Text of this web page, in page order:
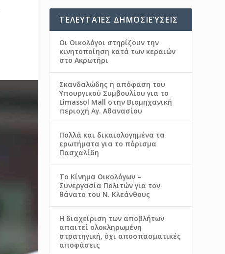
ΤΕΛΕΥΤΑΊΕΣ ΔΗΜΟΣΙΕΎΣΕΙΣ
Οι Οικολόγοι στηρίζουν την
κινητοποίηση κατά των κεραιών
στο Ακρωτήρι
Σκανδαλώδης η απόφαση του
Υπουργικού Συμβουλίου για το
Limassol Mall στην Βιομηχανική
περιοχή Αγ. Αθανασίου
Πολλά και δικαιολογημένα τα
ερωτήματα για το πόρισμα
Πασχαλίδη
Το Κίνημα Οικολόγων –
Συνεργασία Πολιτών για τον
θάνατο του Ν. Κλεάνθους
Η διαχείριση των αποβλήτων
απαιτεί ολοκληρωμένη
στρατηγική, όχι αποσπασματικές
αποφάσεις